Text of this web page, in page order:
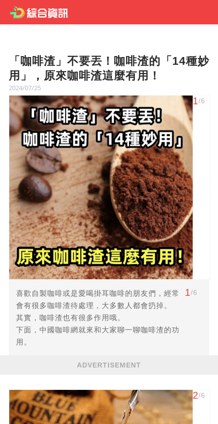
「咖啡渣」不要丟！咖啡渣的「14種妙
用」，原來咖啡渣這麼有用！
2024/07/25
1/6
喜歡自製咖啡或是愛喝掛耳咖啡的朋友們，經常
會有很多咖啡渣待處理，大多數人都會扔掉。
其實，咖啡渣也有很多作用哦。
下面，中國咖啡網就來和大家聊一聊咖啡渣的功
用。
1/6
ADVERTISEMENT
2/6